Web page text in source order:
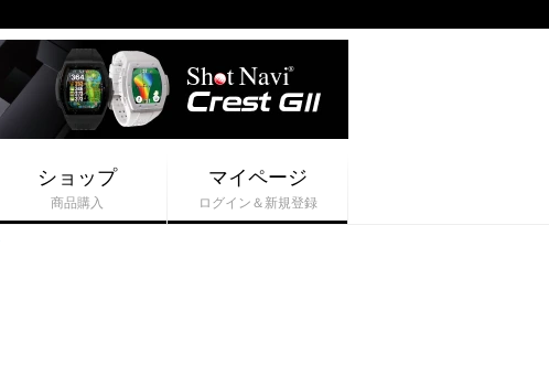
ショップ
商品購入
マイページ
ログイン＆新規登録